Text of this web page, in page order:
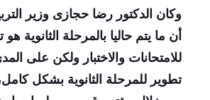
وكان الدكتور رضا حجازى وزير
أن ما يتم حاليا بالمرحلة الثانوية هو
للامتحانات والاختبار ولكن على
تطوير للمرحلة الثانوية بشكل